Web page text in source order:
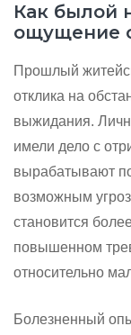
Как былой
ощущение
Прошлый
отклика на
выжидания.
имели дело с
вырабатывают
возможным
становится
повышенном
относительно
Болезненный